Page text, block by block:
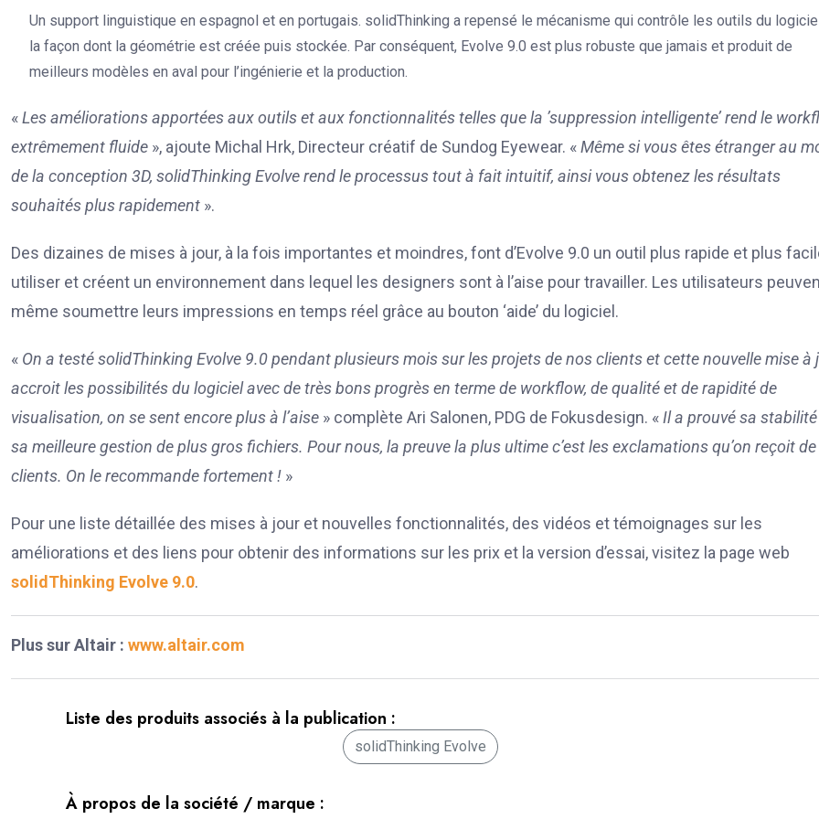
Un support linguistique en espagnol et en portugais. solidThinking a repensé le mécanisme qui contrôle les outils du
la façon dont la géométrie est créée puis stockée. Par conséquent, Evolve 9.0 est plus robuste que jamais et produit de
meilleurs modèles en aval pour l’ingénierie et la production.
«Les améliorations apportées aux outils et aux fonctionnalités telles que la ’suppression intelligente’ rend le
extrêmement fluide », ajoute Michal Hrk, Directeur créatif de Sundog Eyewear. «Même si vous êtes étranger au
de la conception 3D, solidThinking Evolve rend le processus tout à fait intuitif, ainsi vous obtenez les résultats
souhaités plus rapidement ».
Des dizaines de mises à jour, à la fois importantes et moindres, font d’Evolve 9.0 un outil plus rapide et plus
utiliser et créent un environnement dans lequel les designers sont à l’aise pour travailler. Les utilisateurs
même soumettre leurs impressions en temps réel grâce au bouton ‘aide’ du logiciel.
« On a testé solidThinking Evolve 9.0 pendant plusieurs mois sur les projets de nos clients et cette nouvelle mise à
accroit les possibilités du logiciel avec de très bons progrès en terme de workflow, de qualité et de rapidité de
visualisation, on se sent encore plus à l’aise » complète Ari Salonen, PDG de Fokusdesign. « Il a prouvé sa
sa meilleure gestion de plus gros fichiers. Pour nous, la preuve la plus ultime c’est les exclamations qu’on reçoit
clients. On le recommande fortement ! »
Pour une liste détaillée des mises à jour et nouvelles fonctionnalités, des vidéos et témoignages sur les
améliorations et des liens pour obtenir des informations sur les prix et la version d’essai, visitez la page web
solidThinking Evolve 9.0.
Plus sur Altair : www.altair.com
Liste des produits associés à la publication :
solidThinking Evolve
À propos de la société / marque :